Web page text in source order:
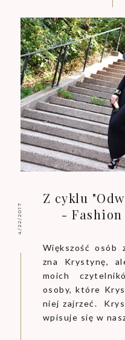
4/22/2017
Z cyklu
- Fashion
Większość osób
zna Krystynę,
moich
osoby, które
niej zajrzeć.
wpisuje się w